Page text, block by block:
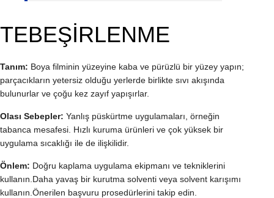
TEBEŞİRLENME
Tanım: Boya filminin yüzeyine kaba ve pürüzlü bir yüzey yapın;
parçacıkların yetersiz olduğu yerlerde birlikte sıvı akışında
bulunurlar ve çoğu kez zayıf yapışırlar.
Olası Sebepler: Yanlış püskürtme uygulamaları, örneğin
tabanca mesafesi. Hızlı kuruma ürünleri ve çok yüksek bir
uygulama sıcaklığı ile de ilişkilidir.
Önlem: Doğru kaplama uygulama ekipmanı ve tekniklerini
kullanın.Daha yavaş bir kurutma solventi veya solvent karışımı
kullanın.Önerilen başvuru prosedürlerini takip edin.